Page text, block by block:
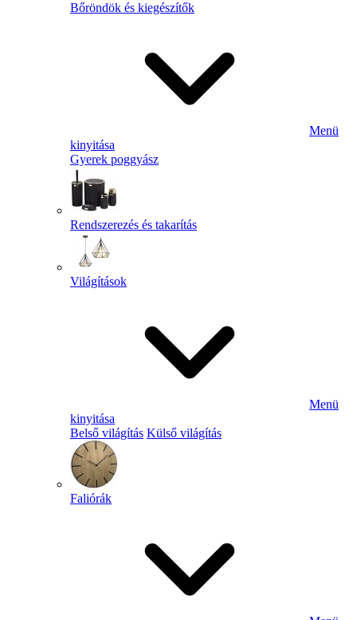
Bőröndök és kiegészítők
Menü
kinyitása
Gyerek poggyász
Rendszerezés és takarítás
Világítások
Menü
kinyitása
Belső világítás Külső világítás
Faliórák